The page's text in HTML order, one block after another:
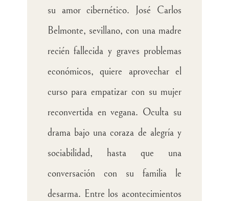
su amor cibernético. José Carlos
Belmonte, sevillano, con una madre
recién fallecida y graves problemas
económicos, quiere aprovechar el
curso para empatizar con su mujer
reconvertida en vegana. Oculta su
drama bajo una coraza de alegría y
sociabilidad, hasta que una
conversación con su familia le
desarma. Entre los acontecimientos